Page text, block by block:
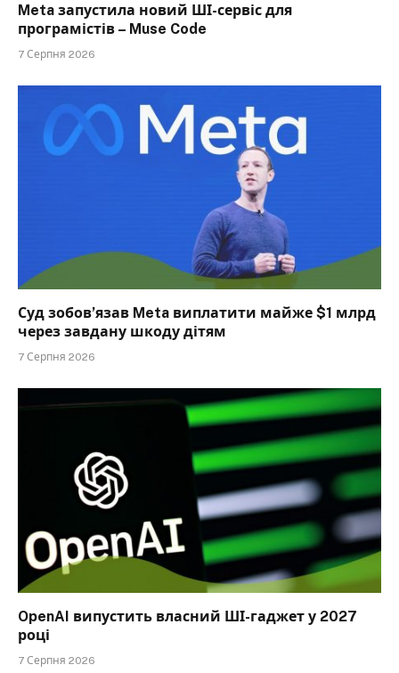
Meta запустила новий ШІ-сервіс для
програмістів – Muse Code
7 Серпня 2026
Суд зобов’язав Meta виплатити майже $1 млрд
через завдану шкоду дітям
7 Серпня 2026
OpenAI випустить власний ШІ-гаджет у 2027
році
7 Серпня 2026